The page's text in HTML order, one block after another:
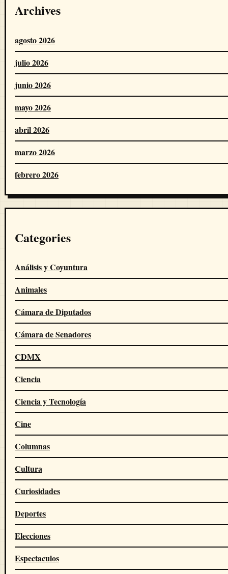
Archives
agosto 2026
julio 2026
junio 2026
mayo 2026
abril 2026
marzo 2026
febrero 2026
Categories
Análisis y Coyuntura
Animales
Cámara de Diputados
Cámara de Senadores
CDMX
Ciencia
Ciencia y Tecnología
Cine
Columnas
Cultura
Curiosidades
Deportes
Elecciones
Espectaculos